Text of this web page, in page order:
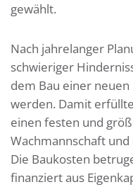
gewählt.
Nach jahrelanger
schwieriger
dem Bau einer
werden. Damit
einen festen und
Wachmannschaft
Die Baukosten
finanziert aus